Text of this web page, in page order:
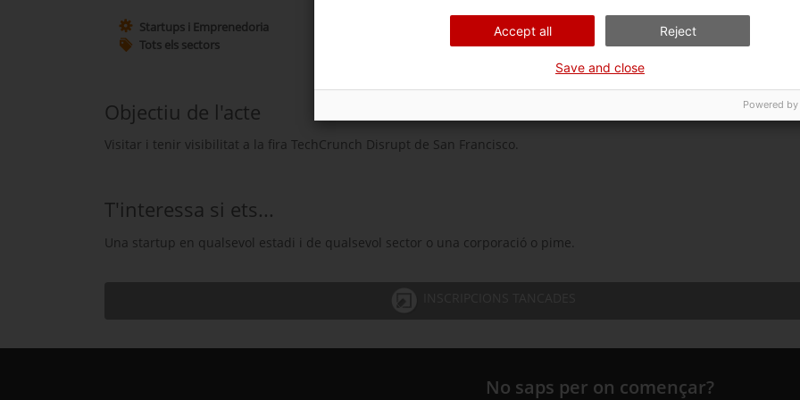
Startups i Emprenedoria
Tots els sectors
Objectiu de l'acte
Visitar i tenir visibilitat a la fira TechCrunch Disrupt de San Francisco.
T'interessa si ets...
Una startup en qualsevol estadi i de qualsevol sector o una corporació o pime.
No saps per on començar?
Accept all Reject
Save and close
Powered by